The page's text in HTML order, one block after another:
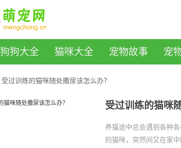
狗狗大全 猫咪大全 宠物故事 宠
受过训练的猫咪随处撒尿该怎么办？
受过训练的猫咪
养猫途中总会遇到各种
的猫咪，突然间又在家